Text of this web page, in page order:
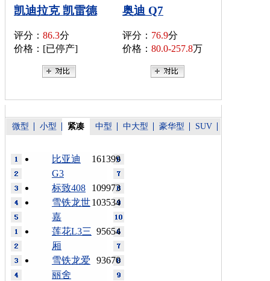
凯迪拉克 凯雷德
评分： 86.3分
价格：[已停产]
奥迪 Q7
评分： 76.9分
价格： 80.0-257.8万
微型 小型 紧凑 中型 中大型 豪华型 SUV
161399
比亚迪
G3
109973
标致408
103534
雪铁龙世
嘉
95654
莲花L3三
厢
93670
雪铁龙爱
丽舍